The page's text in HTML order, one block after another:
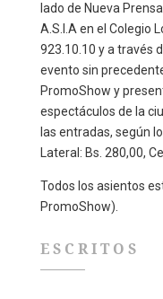
lado de Nueva
A.S.I.A en el Colegio
923.10.10 y a través
evento sin
PromoShow y
espectáculos de la
las entradas, según
Lateral: Bs. 280,00,
Todos los asientos
PromoShow).
ESCRITOS